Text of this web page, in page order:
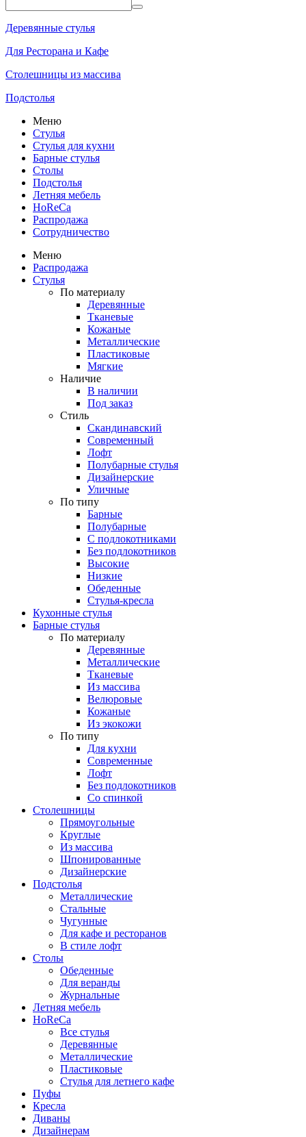
Деревянные стулья
Для Ресторана и Кафе
Столешницы из массива
Подстолья
Меню
Стулья
Стулья для кухни
Барные стулья
Столы
Подстолья
Летняя мебель
HoReCa
Распродажа
Сотрудничество
Меню
Распродажа
Стулья
По материалу
Деревянные
Тканевые
Кожаные
Металлические
Пластиковые
Мягкие
Наличие
В наличии
Под заказ
Стиль
Скандинавский
Современный
Лофт
Полубарные стулья
Дизайнерские
Уличные
По типу
Барные
Полубарные
С подлокотниками
Без подлокотников
Высокие
Низкие
Обеденные
Стулья-кресла
Кухонные стулья
Барные стулья
По материалу
Деревянные
Металлические
Тканевые
Из массива
Велюровые
Кожаные
Из экокожи
По типу
Для кухни
Современные
Лофт
Без подлокотников
Со спинкой
Столешницы
Прямоугольные
Круглые
Из массива
Шпонированные
Дизайнерские
Подстолья
Металлические
Стальные
Чугунные
Для кафе и ресторанов
В стиле лофт
Столы
Обеденные
Для веранды
Журнальные
Летняя мебель
HoReCa
Все стулья
Деревянные
Металлические
Пластиковые
Стулья для летнего кафе
Пуфы
Кресла
Диваны
Дизайнерам